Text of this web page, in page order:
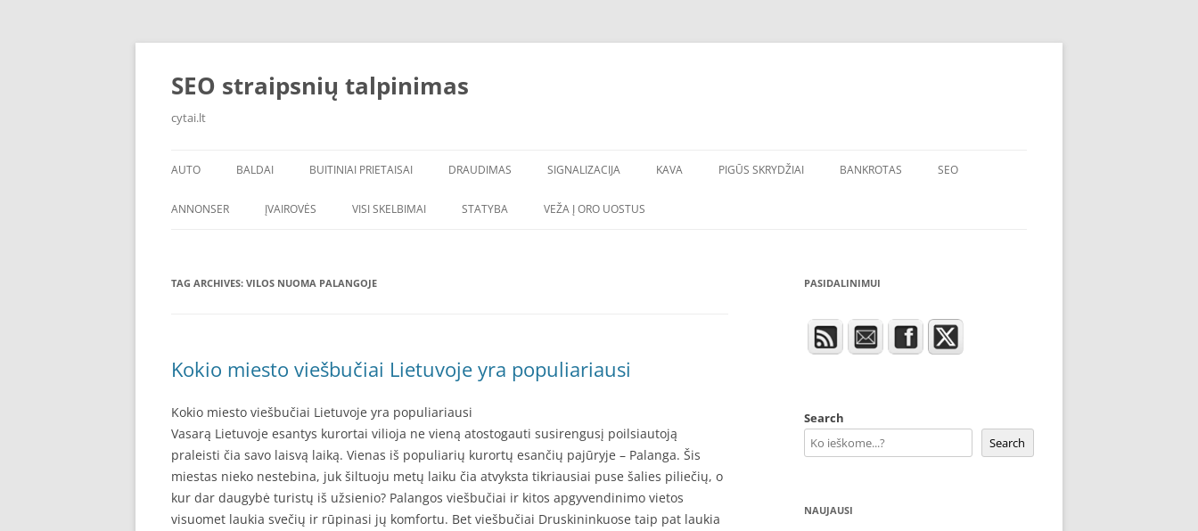
Skip
SEO straipsnių talpinimas
cytai.lt
AUTO
PADANGOS
BALDAI BUITINIAI PRIETAISAI DRAUDIMAS SIGNALIZACIJA KAVA PIGŪS SKRYDŽIAI BANKROTAS SEO
ANNONSER ĮVAIROVĖS VISI SKELBIMAI STATYBA VEŽA Į ORO UOSTUS
TAG ARCHIVES: VILOS NUOMA PALANGOJE
Kokio miesto viešbučiai Lietuvoje yra populiariausi
Kokio miesto viešbučiai Lietuvoje yra populiariausi
Vasarą Lietuvoje esantys kurortai vilioja ne vieną atostogauti susirengusį poilsiautoją
praleisti čia savo laisvą laiką. Vienas iš populiarių kurortų esančių pajūryje – Palanga. Šis
miestas nieko nestebina, juk šiltuoju metų laiku čia atvyksta tikriausiai puse šalies piliečių, o
kur dar daugybė turistų iš užsienio? Palangos viešbučiai ir kitos apgyvendinimo vietos
visuomet laukia svečių ir rūpinasi jų komfortu. Bet viešbučiai Druskininkuose taip pat laukia
PASIDALINIMUI
Search
Search
NAUJAUSI